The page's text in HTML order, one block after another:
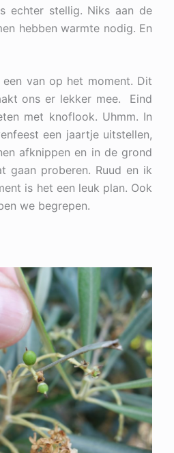
echter stellig. Niks aan de
hebben warmte nodig. En
van op het moment. Dit
ons er lekker mee. Eind
met knoflook. Uhmm. In
een jaartje uitstellen,
afknippen en in de grond
gaan proberen. Ruud en ik
is het een leuk plan. Ook
we begrepen.